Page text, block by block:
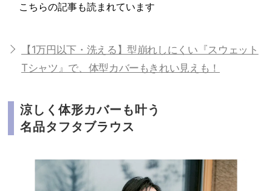
こちらの記事も読まれています
【1万円以下・洗える】型崩れしにくい『スウェット
Tシャツ』で、体型カバーもきれい見えも！
涼しく体形カバーも叶う
名品タフタブラウス